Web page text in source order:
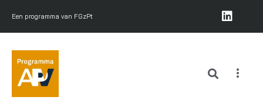
Een programma van FGzPt